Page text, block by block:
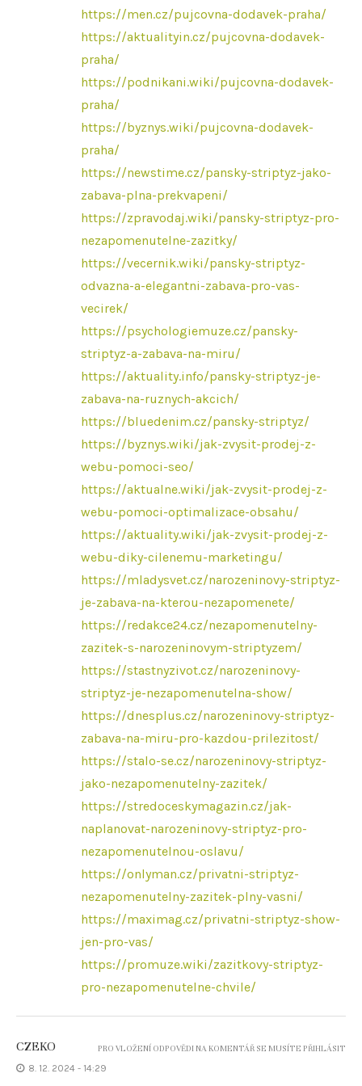
https://men.cz/pujcovna-dodavek-praha/
https://aktualityin.cz/pujcovna-dodavek-
praha/
https://podnikani.wiki/pujcovna-dodavek-
praha/
https://byznys.wiki/pujcovna-dodavek-
praha/
https://newstime.cz/pansky-striptyz-jako-
zabava-plna-prekvapeni/
https://zpravodaj.wiki/pansky-striptyz-pro-
nezapomenutelne-zazitky/
https://vecernik.wiki/pansky-striptyz-
odvazna-a-elegantni-zabava-pro-vas-
vecirek/
https://psychologiemuze.cz/pansky-
striptyz-a-zabava-na-miru/
https://aktuality.info/pansky-striptyz-je-
zabava-na-ruznych-akcich/
https://bluedenim.cz/pansky-striptyz/
https://byznys.wiki/jak-zvysit-prodej-z-
webu-pomoci-seo/
https://aktualne.wiki/jak-zvysit-prodej-z-
webu-pomoci-optimalizace-obsahu/
https://aktuality.wiki/jak-zvysit-prodej-z-
webu-diky-cilenemu-marketingu/
https://mladysvet.cz/narozeninovy-striptyz-
je-zabava-na-kterou-nezapomenete/
https://redakce24.cz/nezapomenutelny-
zazitek-s-narozeninovym-striptyzem/
https://stastnyzivot.cz/narozeninovy-
striptyz-je-nezapomenutelna-show/
https://dnesplus.cz/narozeninovy-striptyz-
zabava-na-miru-pro-kazdou-prilezitost/
https://stalo-se.cz/narozeninovy-striptyz-
jako-nezapomenutelny-zazitek/
https://stredoceskymagazin.cz/jak-
naplanovat-narozeninovy-striptyz-pro-
nezapomenutelnou-oslavu/
https://onlyman.cz/privatni-striptyz-
nezapomenutelny-zazitek-plny-vasni/
https://maximag.cz/privatni-striptyz-show-
jen-pro-vas/
https://promuze.wiki/zazitkovy-striptyz-
pro-nezapomenutelne-chvile/
CZEKO
8. 12. 2024 - 14:29
PRO VLOŽENÍ ODPOVĚDI NA KOMENTÁŘ SE MUSÍTE PŘIHLÁSIT